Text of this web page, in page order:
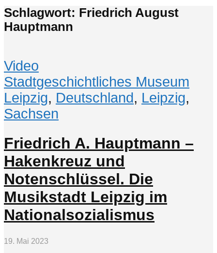
Schlagwort: Friedrich August
Hauptmann
Video
Stadtgeschichtliches Museum
Leipzig, Deutschland, Leipzig,
Sachsen
Friedrich A. Hauptmann –
Hakenkreuz und
Notenschlüssel. Die
Musikstadt Leipzig im
Nationalsozialismus
19. Mai 2023